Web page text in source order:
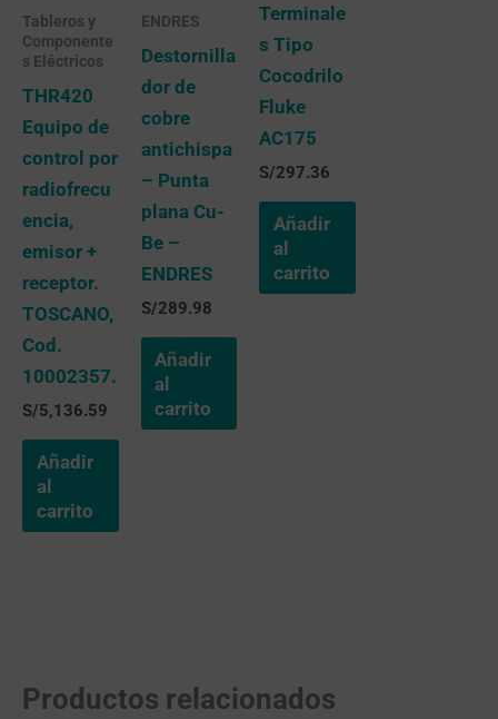
Tableros y
Componente
s Eléctricos
THR420
Equipo de
control por
radiofrecu
encia,
emisor +
receptor.
TOSCANO,
Cod.
10002357.
S/5,136.59
Añadir
al
carrito
ENDRES
Destornilla
dor de
cobre
antichispa
– Punta
plana Cu-
Be –
ENDRES
S/289.98
Añadir
al
carrito
Terminale
s Tipo
Cocodrilo
Fluke
AC175
S/297.36
Añadir
al
carrito
Productos relacionados